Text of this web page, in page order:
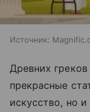
Источник:
Древних
прекрасные
искусство, но